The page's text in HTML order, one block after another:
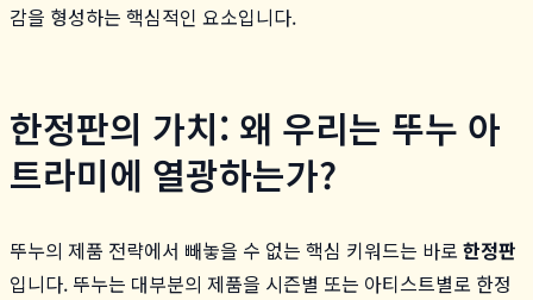
감을 형성하는 핵심적인 요소입니다.
한정판의 가치: 왜 우리는 뚜누 아
트라미에 열광하는가?
뚜누의 제품 전략에서 빼놓을 수 없는 핵심 키워드는 바로 한정판
입니다. 뚜누는 대부분의 제품을 시즌별 또는 아티스트별로 한정